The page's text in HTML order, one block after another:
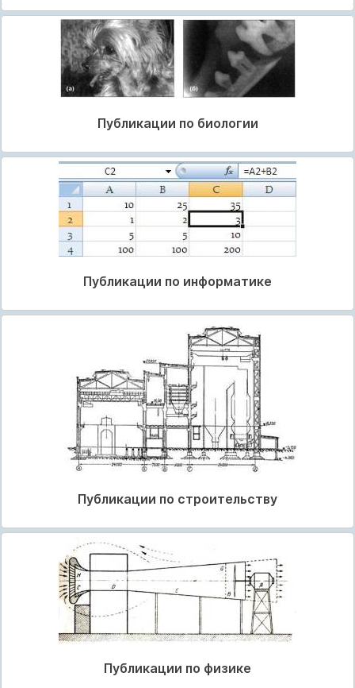
Публикации по биологии
Публикации по информатике
Публикации по строительству
Публикации по физике